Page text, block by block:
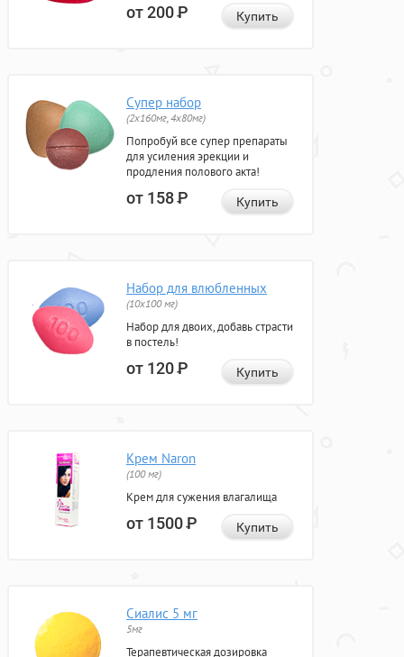
от 200Р Купить
Супер набор
(2х160мг, 4х80мг)
Попробуй все супер препараты
для усиления эрекции и
продления полового акта!
от 158Р Купить
Набор для влюбленных
(10х100 мг)
Набор для двоих, добавь страсти
в постель!
от 120Р Купить
Крем Naron
(100 мг)
Крем для сужения влагалища
от 1500Р Купить
Сиалис 5 мг
5мг
Терапевтическая дозировка